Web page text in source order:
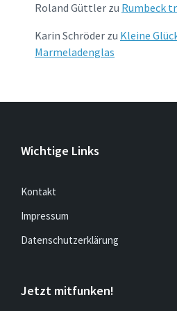
Roland Güttler zu Rumbeck
Karin Schröder zu Kleine
Marmeladenglas
Wichtige Links
Kontakt
Impressum
Datenschutzerklärung
Jetzt mitfunken!